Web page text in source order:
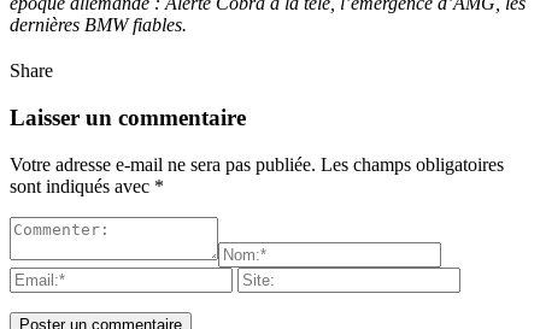
dernières BMW fiables.
Share
Laisser un commentaire
Votre adresse e-mail ne sera pas publiée. Les champs obligatoires
sont indiqués avec *